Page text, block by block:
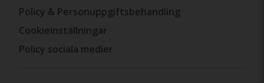
Policy & Personuppgiftsbehandling
Cookieinställningar
Policy sociala medier